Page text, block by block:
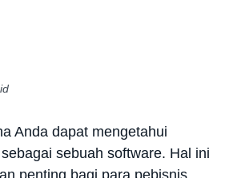
Anda dapat mengetahui
sebuah software. Hal ini